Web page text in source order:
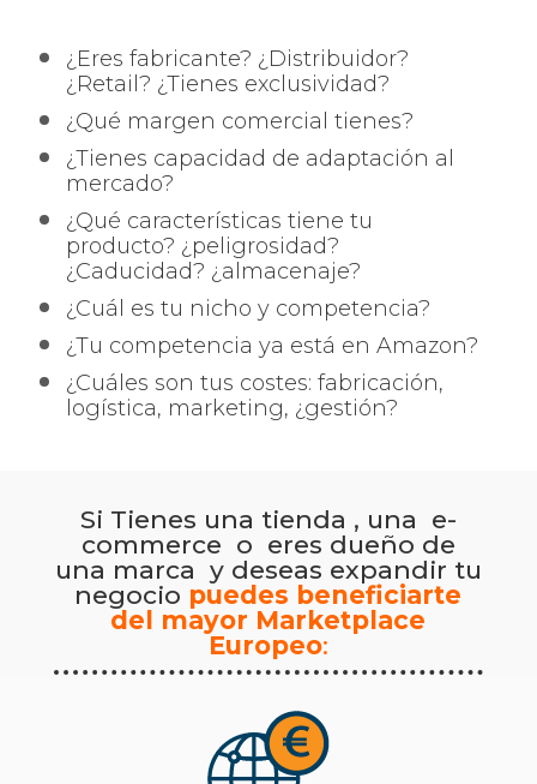
¿Eres fabricante? ¿Distribuidor?
¿Retail? ¿Tienes exclusividad?
¿Qué margen comercial tienes?
¿Tienes capacidad de adaptación al
mercado?
¿Qué características tiene tu
producto? ¿peligrosidad?
¿Caducidad? ¿almacenaje?
¿Cuál es tu nicho y competencia?
¿Tu competencia ya está en Amazon?
¿Cuáles son tus costes: fabricación,
logística, marketing, ¿gestión?
Si Tienes una tienda , una e-
commerce o eres dueño de
una marca y deseas expandir tu
negocio puedes beneficiarte
del mayor Marketplace
Europeo: